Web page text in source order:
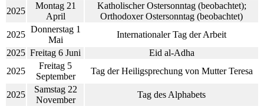
2025
Montag 21
April
Katholischer Ostersonntag (beobachtet);
Orthodoxer Ostersonntag (beobachtet)
2025
Donnerstag 1
Mai
Internationaler Tag der Arbeit
2025 Freitag 6 Juni
Eid al-Adha
2025
Freitag 5
September
Tag der Heiligsprechung von Mutter Teresa
2025
Samstag 22
November
Tag des Alphabets